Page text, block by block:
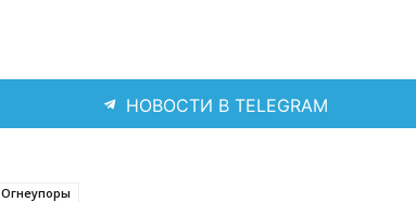
НОВОСТИ В TELEGRAM
Огнеупоры